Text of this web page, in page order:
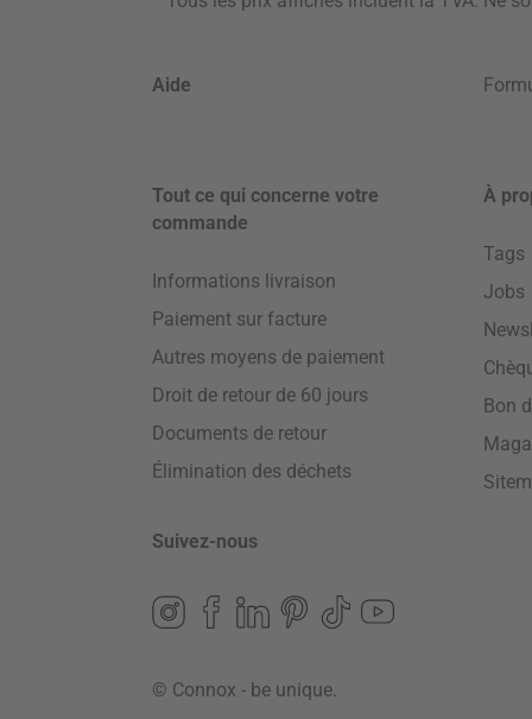
Aide
Tout ce qui concerne votre
commande
Informations livraison
Paiement sur facture
Autres moyens de paiement
Droit de retour de 60 jours
Documents de retour
Élimination des déchets
À
Tags
Jobs
Bon
Suivez-nous
© Connox - be unique.